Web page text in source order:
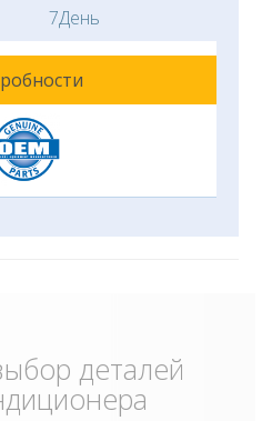
7День
деталей